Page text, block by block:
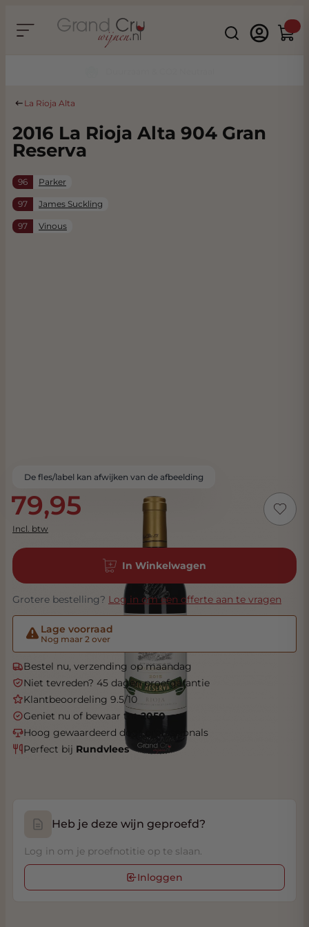
Search
La Rioja Alta
2016 La Rioja Alta 904 Gran
Reserva
De fles/label kan afwijken van de afbeelding
96 Parker
97 James Suckling
97 Vinous
79,95
Incl. btw
In Winkelwagen
Grotere bestelling? Log in om een offerte aan te vragen
Lage voorraad
Nog maar 2 over
Bestel nu, verzending op maandag
Niet tevreden? 45 dagen proefgarantie
Klantbeoordeling 9.5/10
Geniet nu of bewaar tot2050
Hoog gewaardeerd door professionals
Perfect bij Rundvlees
Heb je deze wijn geproefd?
Log in om je proefnotitie op te slaan.
Inloggen